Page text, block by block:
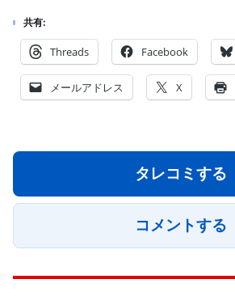
共有:
Threads Facebook
メールアドレス X
タレコミする
コメントする